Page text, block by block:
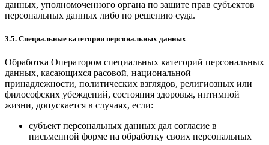
данных, уполномоченного органа по защите прав субъектов
персональных данных либо по решению суда.
3.5. Специальные категории персональных данных
Обработка Оператором специальных категорий персональных
данных, касающихся расовой, национальной
принадлежности, политических взглядов, религиозных или
философских убеждений, состояния здоровья, интимной
жизни, допускается в случаях, если:
субъект персональных данных дал согласие в
письменной форме на обработку своих персональных